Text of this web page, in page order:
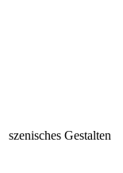
szenisches Gestalten